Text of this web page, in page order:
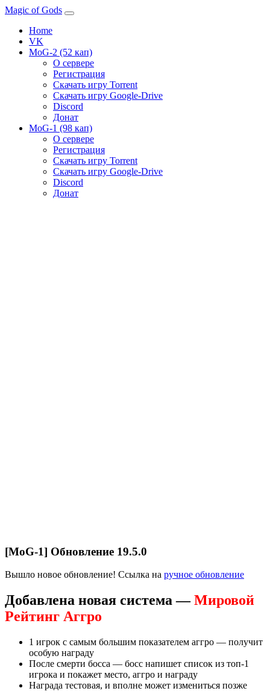
Magic of Gods
Home
VK
MoG-2 (52 кап)
О сервере
Регистрация
Скачать игру Torrent
Скачать игру Google-Drive
Discord
Донат
MoG-1 (98 кап)
О сервере
Регистрация
Скачать игру Torrent
Скачать игру Google-Drive
Discord
Донат
[MoG-1] Обновление 19.5.0
Вышло новое обновление! Ссылка на ручное обновление
Добавлена новая система —Мировой
Рейтинг Аггро
1 игрок с самым большим показателем аггро — получит
особую награду
После смерти босса — босс напишет список из топ-1
игрока и покажет место, аггро и награду
Награда тестовая, и вполне может измениться позже